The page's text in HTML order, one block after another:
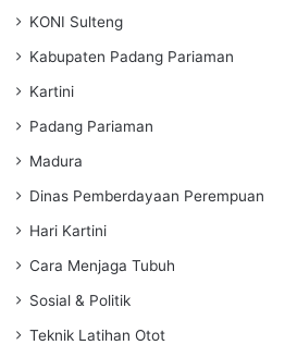
KONI Sulteng
Kabupaten Padang Pariaman
Kartini
Padang Pariaman
Madura
Dinas Pemberdayaan Perempuan
Hari Kartini
Cara Menjaga Tubuh
Sosial & Politik
Teknik Latihan Otot